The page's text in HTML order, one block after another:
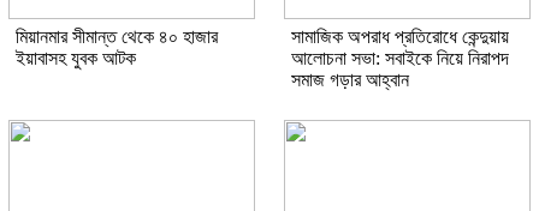
মিয়ানমার সীমান্ত থেকে ৪০ হাজার
ইয়াবাসহ যুবক আটক
সামাজিক অপরাধ প্রতিরোধে কেন্দুয়ায়
আলোচনা সভা: সবাইকে নিয়ে নিরাপদ
সমাজ গড়ার আহ্বান